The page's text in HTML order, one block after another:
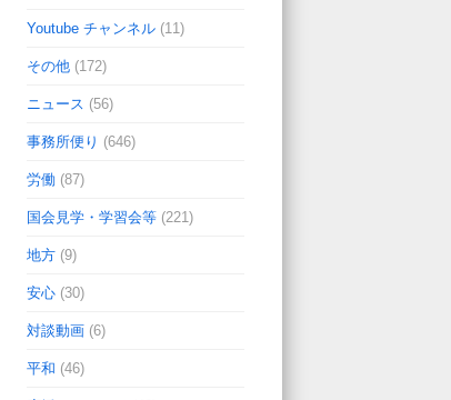
Youtube チャンネル (11)
その他 (172)
ニュース (56)
事務所便り (646)
労働 (87)
国会見学・学習会等 (221)
地方 (9)
安心 (30)
対談動画 (6)
平和 (46)